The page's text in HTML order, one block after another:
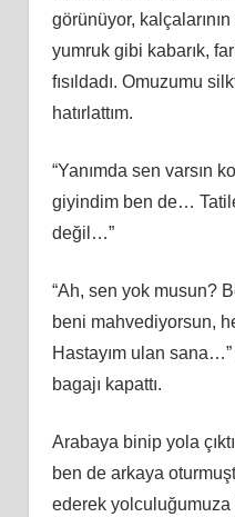
görünüyor,
yumruk gibi kabarık,
fısıldadı. Omuzumu
hatırlattım.
“Yanımda sen varsın
giyindim ben de…
değil…”
“Ah, sen yok musun?
beni mahvediyorsun,
Hastayım ulan
bagajı kapattı.
Arabaya binip yola
ben de arkaya
ederek yolculuğumuza